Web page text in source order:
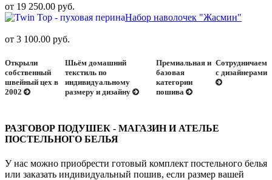
от 19 250.00 руб.
Набор наволочек "Жасмин"
от 3 100.00 руб.
Открыли
собственный
швейный цех в
2002
Шьём домашний
текстиль по
индивидуальному
размеру и дизайну
Премиальная и
базовая
категории
пошива
Сотрудничаем
с дизайнерами
РАЗГОВОР ПОДУШЕК - МАГАЗИН И АТЕЛЬЕ
ПОСТЕЛЬНОГО БЕЛЬЯ
У нас можно приобрести готовый комплект постельного белья
или заказать индивидуальный пошив, если размер вашей